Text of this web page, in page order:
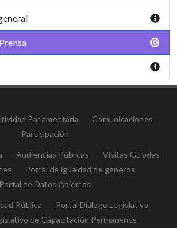
Parlamentaria
Comunicaciones
Participación
Audiencias Públicas
Visitas Guiadas
Portal de igualdad de géneros
Portal de Datos Abiertos
Pública
Portal Diálogo Legislativo
de Capacitación Permanente